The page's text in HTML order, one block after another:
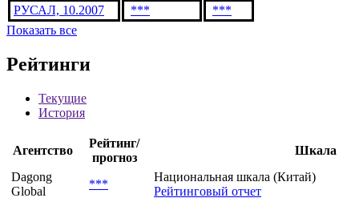
РУСАЛ, 10.2007
***
***
Показать все
Рейтинги
Текущие
История
Агентство
Рейтинг/
прогноз
Шкала
Dagong
Global
***
Национальная шкала (Китай)
Рейтинговый отчет